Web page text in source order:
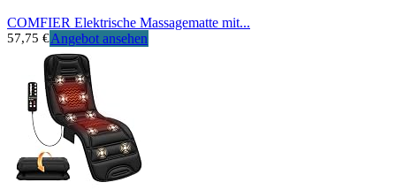
COMFIER Elektrische Massagematte mit...
57,75 €Angebot ansehen